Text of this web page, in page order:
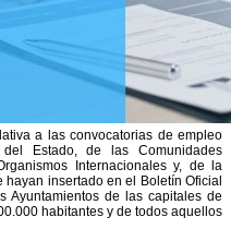
a las convocatorias de empleo
Estado, de las Comunidades
Internacionales y, de la
insertado en el Boletín Oficial
Ayuntamientos de las capitales de
habitantes y de todos aquellos